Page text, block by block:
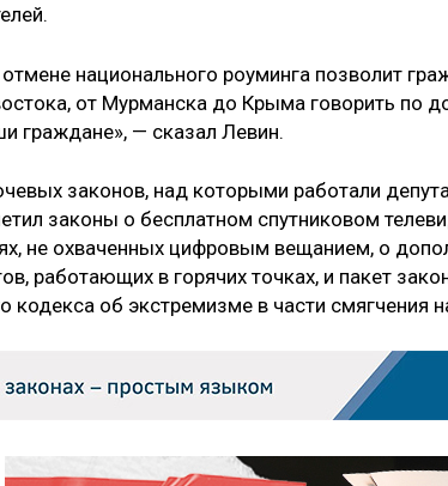
национального роуминга позволит
от Мурманска до Крыма говорить по
граждане», — сказал Левин.
законов, над которыми работали
законы о бесплатном спутниковом
не охваченных цифровым вещанием, о
работающих в горячих точках, и пакет
кодекса об экстремизме в части смягчения